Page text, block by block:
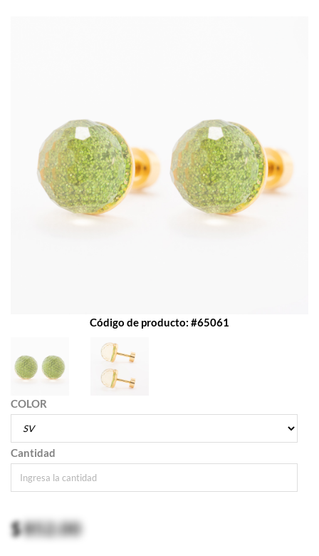
Código de producto: #65061
COLOR
Cantidad
$852.00